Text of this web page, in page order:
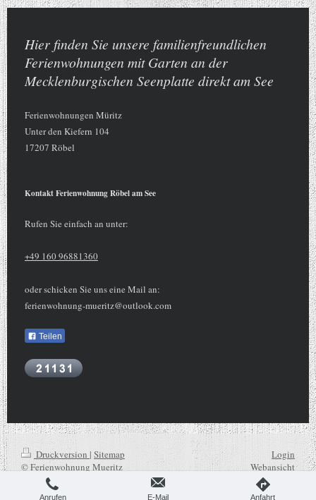
Hier finden Sie unsere familienfreundlichen
Ferienwohnungen mit Garten an der
Mecklenburgischen Seenplatte direkt am See
Ferienwohnungen Müritz
Unter den Kiefern 104
17207 Röbel
Kontakt Ferienwohnung Röbel am See
Rufen Sie einfach an unter:
+49 160 96881360
oder schicken Sie uns eine Mail an:
ferienwohnung-mueritz@outlook.com
Teilen
Druckversion | Sitemap
© Ferienwohnung Mueritz
Login
Webansicht
Anrufen E-Mail Anfahrt